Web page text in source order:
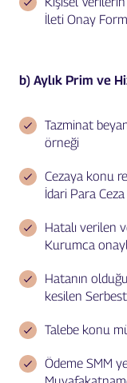
İleti Onay
b) Aylık Prim ve
Tazminat
örneği
Cezaya konu
İdari Para
Hatalı verilen
Kurumca
Hatanın
kesilen
Talebe konu
Ödeme SMM